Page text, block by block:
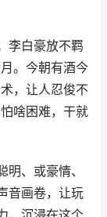
李白豪放不羁
。今朝有酒今
，让人忍俊不
啥困难，干就
、或豪情、
音画卷，让玩